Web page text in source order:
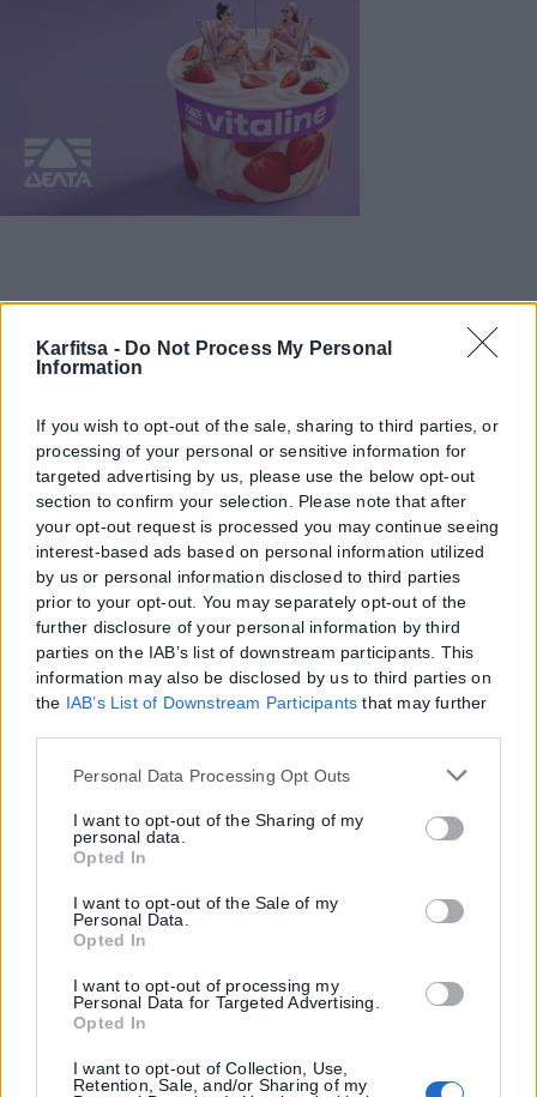
Karfitsa - Do Not Process My Personal
Information
If you wish to opt-out of the sale, sharing to third parties, or
processing of your personal or sensitive information for
targeted advertising by us, please use the below opt-out
section to confirm your selection. Please note that after
your opt-out request is processed you may continue seeing
interest-based ads based on personal information utilized
by us or personal information disclosed to third parties
prior to your opt-out. You may separately opt-out of the
further disclosure of your personal information by third
parties on the IAB’s list of downstream participants. This
information may also be disclosed by us to third parties on
the IAB’s List of Downstream Participants that may further
Please note that this website/app uses one or more Google
but not limited to your visit or usage behaviour. You may
click to grant or deny consent to Google and its third-party
tags to use your data for below specified purposes in below
Google consent section.
Personal Data Processing Opt Outs
I want to opt-out of the Sharing of my
personal data.
Opted In
I want to opt-out of the Sale of my
Personal Data.
Opted In
I want to opt-out of processing my
Personal Data for Targeted Advertising.
Opted In
I want to opt-out of Collection, Use,
Retention, Sale, and/or Sharing of my
Η εταιρεία με την επωνυμία “POLITICAL MEDIA GROUP A.E.” και κατ’